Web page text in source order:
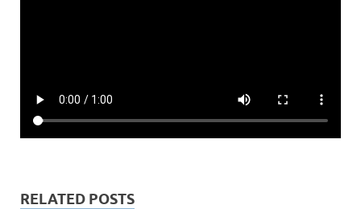
RELATED POSTS